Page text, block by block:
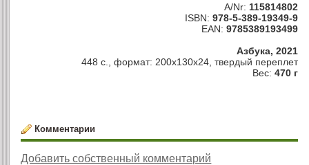
A/Nr: 115814802
ISBN: 978-5-389-19349-9
EAN: 9785389193499
Азбука, 2021
448 с., формат: 200x130x24, твердый переплет
Вес: 470 г
Комментарии
Добавить собственный комментарий